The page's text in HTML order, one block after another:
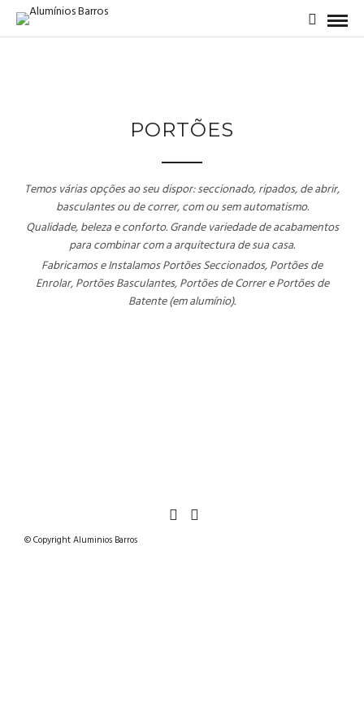
PORTÕES
Temos várias opções ao seu dispor: seccionado, ripados, de abrir,
basculantes ou de correr, com ou sem automatismo.
Qualidade, beleza e conforto. Grande variedade de acabamentos
para combinar com a arquitectura de sua casa.
Fabricamos e Instalamos Portões Seccionados, Portões de
Enrolar, Portões Basculantes, Portões de Correr e Portões de
Batente (em alumínio).
© Copyright Aluminios Barros